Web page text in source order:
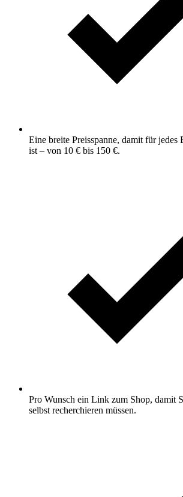
Eine breite Preisspanne, damit für jedes
ist – von 10 € bis 150 €.
Pro Wunsch ein Link zum Shop, damit
selbst recherchieren müssen.